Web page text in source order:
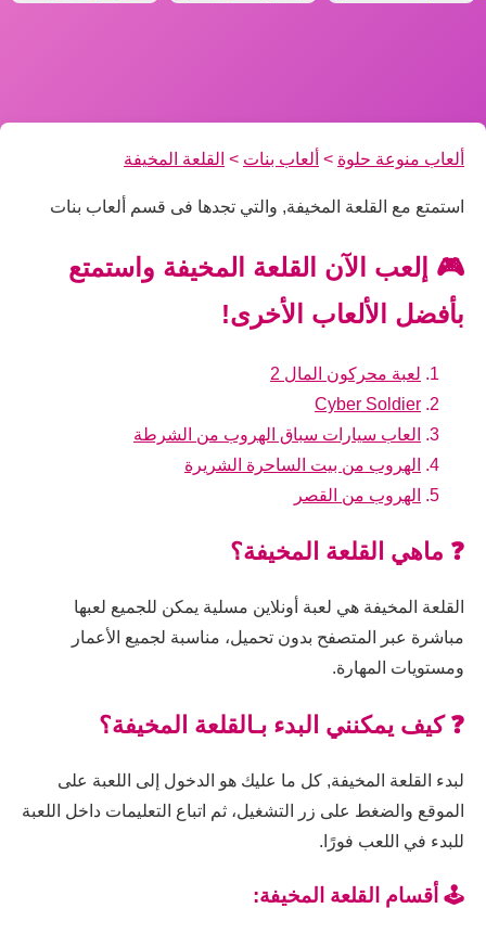
ألعاب منوعة حلوة > ألعاب بنات > القلعة المخيفة
استمتع مع القلعة المخيفة, والتي تجدها فى قسم ألعاب بنات
🎮 إلعب الآن القلعة المخيفة واستمتع
بأفضل الألعاب الأخرى!
لعبة محركون المال 2
Cyber Soldier
العاب سيارات سباق الهروب من الشرطة
الهروب من بيت الساحرة الشريرة
الهروب من القصر
❓ ماهي القلعة المخيفة؟
القلعة المخيفة هي لعبة أونلاين مسلية يمكن للجميع لعبها
مباشرة عبر المتصفح بدون تحميل، مناسبة لجميع الأعمار
ومستويات المهارة.
❓ كيف يمكنني البدء بـالقلعة المخيفة؟
لبدء القلعة المخيفة, كل ما عليك هو الدخول إلى اللعبة على
الموقع والضغط على زر التشغيل، ثم اتباع التعليمات داخل اللعبة
للبدء في اللعب فورًا.
🕹️ أقسام القلعة المخيفة: